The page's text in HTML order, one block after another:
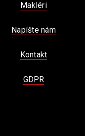
Makléri
Napíšte nám
Kontakt
GDPR